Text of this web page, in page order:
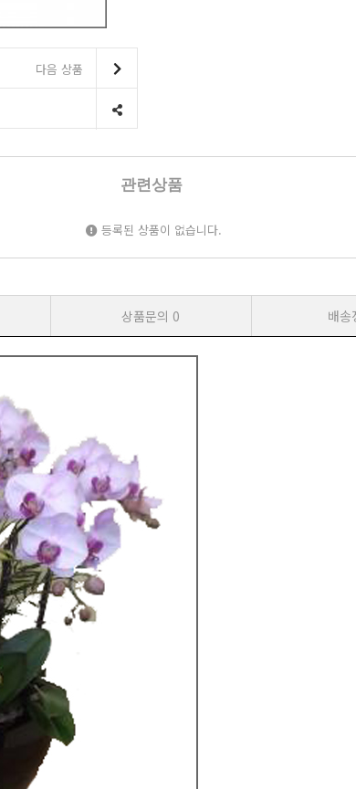
다음 상품
관련상품
등록된 상품이 없습니다.
상품문의 0 배송